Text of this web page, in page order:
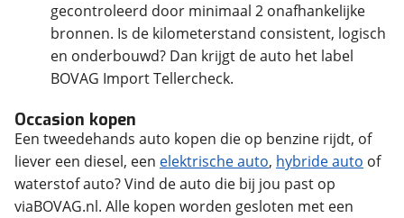
gecontroleerd door minimaal 2 onafhankelijke
bronnen. Is de kilometerstand consistent, logisch
en onderbouwd? Dan krijgt de auto het label
BOVAG Import Tellercheck.
Occasion kopen
Een tweedehands auto kopen die op benzine rijdt, of
liever een diesel, een elektrische auto, hybride auto of
waterstof auto? Vind de auto die bij jou past op
viaBOVAG.nl. Alle kopen worden gesloten met een